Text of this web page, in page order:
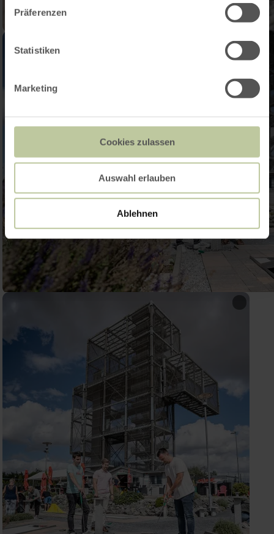
Präferenzen
Statistiken
Marketing
Cookies zulassen
Auswahl erlauben
Ablehnen